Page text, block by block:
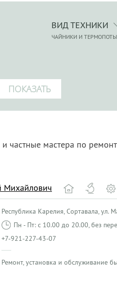
ВИД ТЕХНИКИ
ЧАЙНИКИ И ТЕРМОПОТЫ
частные мастера по
Михайлович
Республика Карелия, Сортавала, ул.
Пн - Пт: с 10.00 до 20.00, без
+7-921-227-43-07
Ремонт, установка и обслуживание